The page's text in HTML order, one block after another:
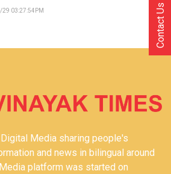
03:27:54PM
Media sharing people's
and news in bilingual around
platform was started on
Contact Us